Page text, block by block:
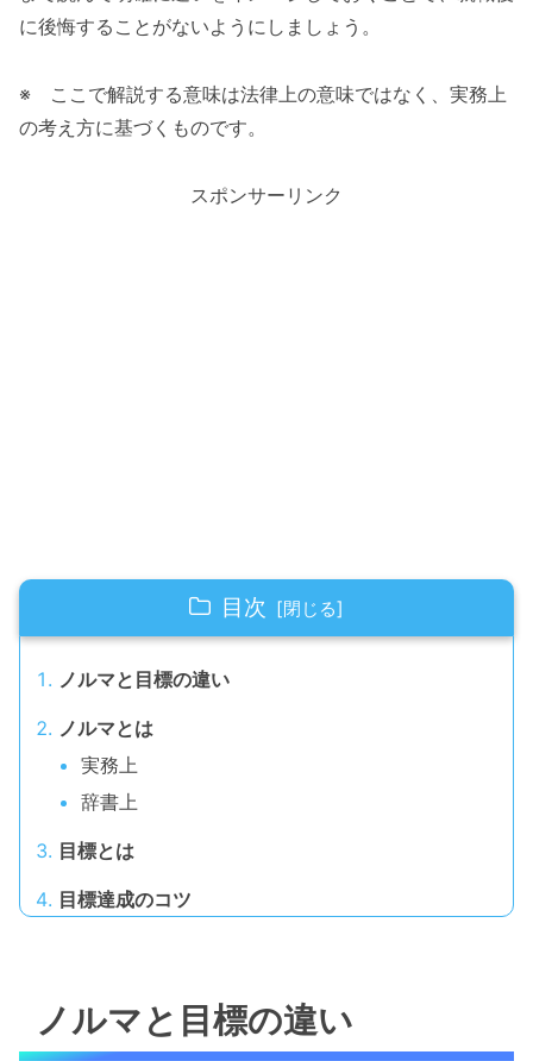
に後悔することがないようにしましょう。
※ ここで解説する意味は法律上の意味ではなく、実務上
の考え方に基づくものです。
スポンサーリンク
目次
ノルマと目標の違い
ノルマとは
実務上
辞書上
目標とは
目標達成のコツ
ノルマと目標の違い